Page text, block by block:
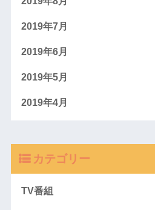
2019年7月
2019年6月
2019年5月
2019年4月
カテゴリー
TV番組